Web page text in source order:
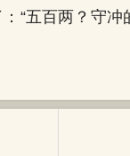
“五百两？守